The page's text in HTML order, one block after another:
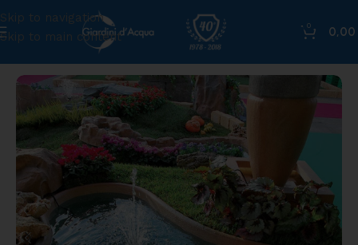
Skip to navigation
Skip to main content
0
0,00